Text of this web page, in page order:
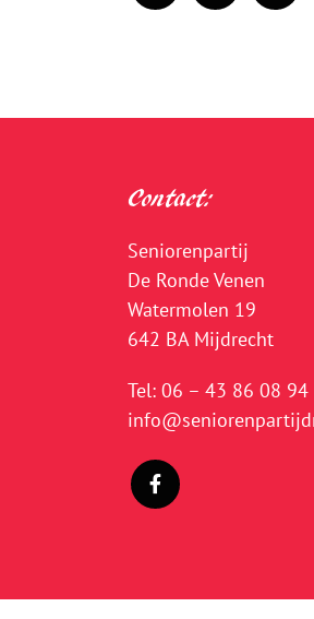
Contact:
Seniorenpartij
De Ronde Venen
Watermolen 19
642 BA Mijdrecht
Tel: 06 – 43 86 08 94